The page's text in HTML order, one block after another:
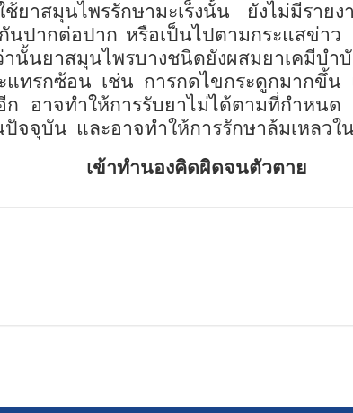
ยาสมุนไพรรักษามะเร็งนั้น
ยังไม่มีรายง
นปากต่อปาก หรือเป็นไปตามกระแสข่าว
านั้นยาสมุนไพรบางชนิดยังผสมยาเคมีบำ
แทรกซ้อน เช่น การกดไขกระดูกมากขึ้น
ก
อาจทำให้การรับยาไม่ได้ตามที่กำหนด
ปัจจุบัน และอาจทำให้การรักษาล้มเหลวใ
เข้าทำนองคิดผิดจนตัวตาย